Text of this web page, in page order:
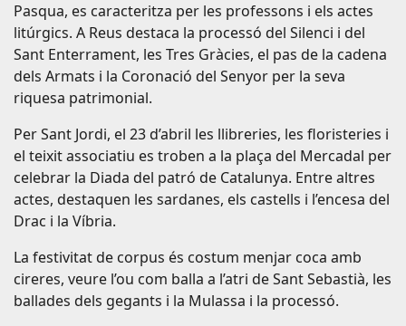
Pasqua, es caracteritza per les professons i els actes
litúrgics. A Reus destaca la processó del Silenci i del
Sant Enterrament, les Tres Gràcies, el pas de la cadena
dels Armats i la Coronació del Senyor per la seva
riquesa patrimonial.
Per Sant Jordi, el 23 d’abril les llibreries, les floristeries i
el teixit associatiu es troben a la plaça del Mercadal per
celebrar la Diada del patró de Catalunya. Entre altres
actes, destaquen les sardanes, els castells i l’encesa del
Drac i la Víbria.
La festivitat de corpus és costum menjar coca amb
cireres, veure l’ou com balla a l’atri de Sant Sebastià, les
ballades dels gegants i la Mulassa i la processó.